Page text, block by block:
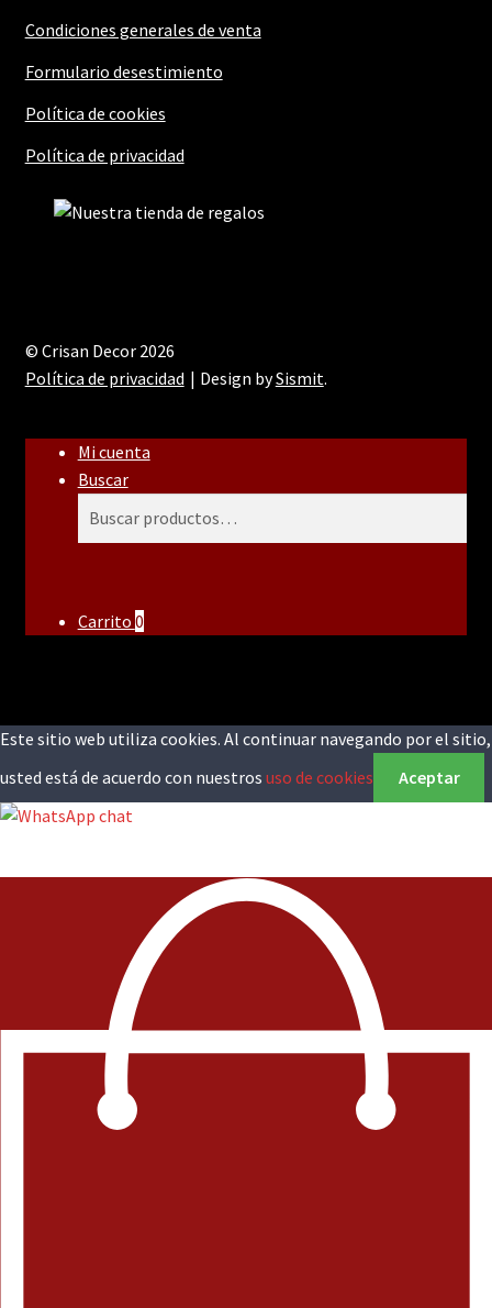
Condiciones generales de venta
Formulario desestimiento
Política de cookies
Política de privacidad
© Crisan Decor 2026
Política de privacidad
Design bySismit.
Mi cuenta
Buscar
Carrito 0
Este sitio web utiliza cookies. Al continuar navegando por el sitio,
usted está de acuerdo con nuestros uso de cookies Aceptar